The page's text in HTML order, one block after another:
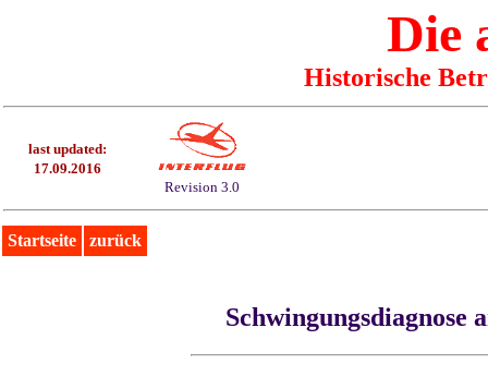
Die
Historische
last updated:
17.09.2016
Revision 3.0
Startseite zurück